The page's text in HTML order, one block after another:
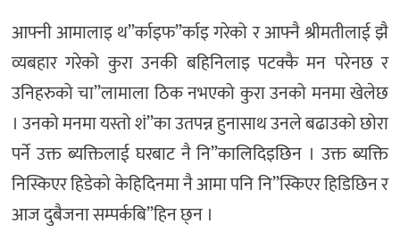
आफ्नी आमालाइ थ”र्काइफ”र्काइ गरेको र आफ्नै श्रीमतीलाई झै
व्यबहार गरेको कुरा उनकी बहिनिलाइ पटक्कै मन परेनछ र
उनिहरुको चा”लामाला ठिक नभएको कुरा उनको मनमा खेलेछ
। उनको मनमा यस्तो शं”का उतपन्न हुनासाथ उनले बढाउको छोरा
पर्ने उक्त ब्यक्तिलाई घरबाट नै नि”कालिदिइछिन । उक्त ब्यक्ति
निस्किएर हिडेको केहिदिनमा नै आमा पनि नि”स्किएर हिडिछिन र
आज दुबैजना सम्पर्कबि”हिन छ्न ।